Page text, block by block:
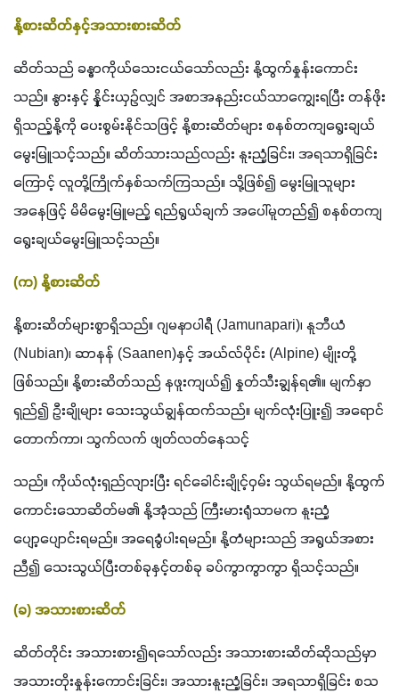
နို့စားဆိတ်နှင့်အသားစားဆိတ်
ဆိတ်သည် ခန္ဓာကိုယ်သေးငယ်သော်လည်း နို့ထွက်နှုန်းကောင်း
သည်။ နွားနှင့် နှိုင်းယှဉ်လျှင် အစာအနည်းငယ်သာကျွေးရပြီး တန်ဖိုး
ရှိသည့်နို့ကို ပေးစွမ်းနိုင်သဖြင့် နို့စားဆိတ်များ စနစ်တကျရွေးချယ်
မွေးမြူသင့်သည်။ ဆိတ်သားသည်လည်း နူးညံ့ခြင်း၊ အရသာရှိခြင်း
ကြောင့် လူတို့ကြိုက်နှစ်သက်ကြသည်။ သို့ဖြစ်၍ မွေးမြူသူများ
အနေဖြင့် မိမိမွေးမြူမည့် ရည်ရွယ်ချက် အပေါ်မူတည်၍ စနစ်တကျ
ရွေးချယ်မွေးမြူသင့်သည်။
(က) နို့စားဆိတ်
နို့စားဆိတ်များစွာရှိသည်။ ဂျမနာပါရီ (Jamunapari)၊ နူဘီယံ
(Nubian)၊ ဆာနန် (Saanen)နှင့် အယ်လ်ပိုင်း (Alpine) မျိုးတို့
ဖြစ်သည်။ နို့စားဆိတ်သည် နဖူးကျယ်၍ နှုတ်သီးချွန်ရ၏။ မျက်နှာ
ရှည်၍ ဦးချိုများ သေးသွယ်ချွန်ထက်သည်။ မျက်လုံးပြူး၍ အရောင်
တောက်ကာ၊ သွက်လက် ဖျတ်လတ်နေသင့်
သည်။ ကိုယ်လုံးရှည်လျားပြီး ရင်ခေါင်းချိုင့်ဝှမ်း သွယ်ရမည်။ နို့ထွက်
ကောင်းသောဆိတ်မ၏ နို့အုံသည် ကြီးမားရုံသာမက နူးညံ့
ပျော့ပျောင်းရမည်။ အရေခွံပါးရမည်။ နို့တံများသည် အရွယ်အစား
ညီ၍ သေးသွယ်ပြီးတစ်ခုနှင့်တစ်ခု ခပ်ကွာကွာကွာ ရှိသင့်သည်။
(ခ) အသားစားဆိတ်
ဆိတ်တိုင်း အသားစား၍ရသော်လည်း အသားစားဆိတ်ဆိုသည်မှာ
အသားတိုးနှုန်းကောင်းခြင်း၊ အသားနူးညံ့ခြင်း၊ အရသာရှိခြင်း စသ